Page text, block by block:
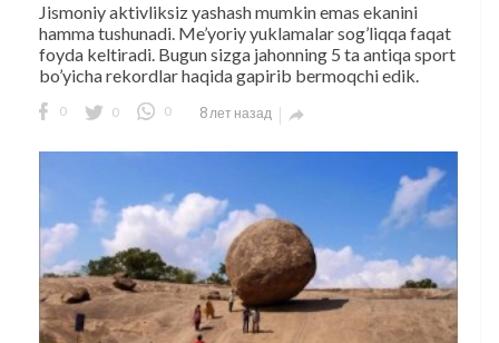
Jismoniy aktivliksiz yashash mumkin emas ekanini
hamma tushunadi. Me’yoriy yuklamalar sog’liqqa faqat
foyda keltiradi. Bugun sizga jahonning 5 ta antiqa sport
bo’yicha rekordlar haqida gapirib bermoqchi edik.
0 0 0 8 лет назад 